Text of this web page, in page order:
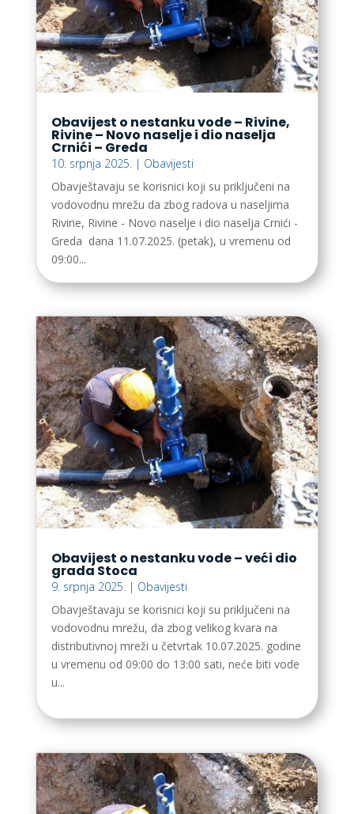
Obavijest o nestanku vode – Rivine,
Rivine – Novo naselje i dio naselja
Crnići – Greda
10. srpnja 2025.| Obavijesti
Obavještavaju se korisnici koji su priključeni na
vodovodnu mrežu da zbog radova u naseljima
Rivine, Rivine - Novo naselje i dio naselja Crnići -
Greda dana 11.07.2025. (petak), u vremenu od
09:00...
Obavijest o nestanku vode – veći dio
grada Stoca
9. srpnja 2025.| Obavijesti
Obavještavaju se korisnici koji su priključeni na
vodovodnu mrežu, da zbog velikog kvara na
distributivnoj mreži u četvrtak 10.07.2025. godine
u vremenu od 09:00 do 13:00 sati, neće biti vode
u...